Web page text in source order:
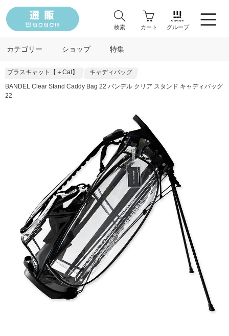
検索 カート グループ
カテゴリー ショップ 特集
プラスキャット【＋Cat】
キャディバッグ
BANDEL Clear Stand Caddy Bag 22 バンデル クリア スタンド キャディバッグ
22